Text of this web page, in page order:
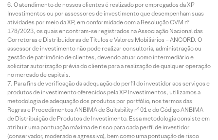
O atendimento de nossos clientes é realizado por empregados da XP
Investimentos ou por assessores de investimento que desempenham suas
atividades por meio da XP, em conformidade com a Resolução CVM nº
178/2023, os quais encontram-se registrados na Associação Nacional das
Corretoras e Distribuidoras de Títulos e Valores Mobiliários – ANCORD. O
assessor de investimento não pode realizar consultoria, administração ou
gestão de patrimônio de clientes, devendo atuar como intermediário e
solicitar autorização prévia do cliente para a realização de qualquer operação
no mercado de capitais.
Para fins de verificação da adequação do perfil do investidor aos serviços e
produtos de investimento oferecidos pela XP Investimentos, utilizamos a
metodologia de adequação dos produtos por portfólio, nos termos das
Regras e Procedimentos ANBIMA de Suitability nº 01 e do Código ANBIMA
de Distribuição de Produtos de Investimento. Essa metodologia consiste em
atribuir uma pontuação máxima de risco para cada perfil de investidor
(conservador, moderado e agressivo), bem como uma pontuação de risco